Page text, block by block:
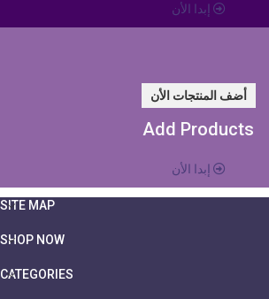
أضف المنتجات الأن
Add Products
SITE MAP
SHOP NOW
CATEGORIES